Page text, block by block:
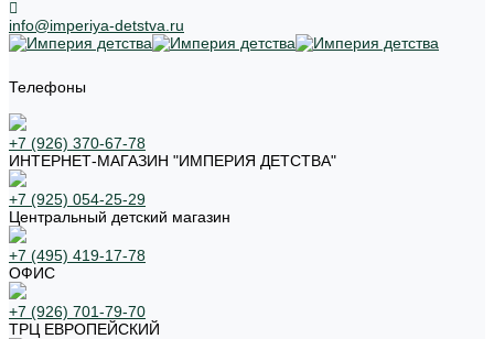
info@imperiya-detstva.ru
Телефоны
+7 (926) 370-67-78
ИНТЕРНЕТ-МАГАЗИН "ИМПЕРИЯ ДЕТСТВА"
+7 (925) 054-25-29
Центральный детский магазин
+7 (495) 419-17-78
ОФИС
+7 (926) 701-79-70
ТРЦ ЕВРОПЕЙСКИЙ